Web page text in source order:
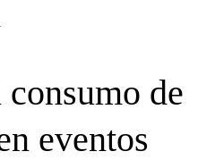
de
eventos